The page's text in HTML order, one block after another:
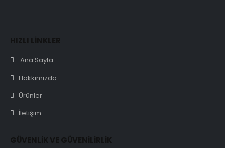
HIZLI LİNKLER
Ana Sayfa
Hakkımızda
Ürünler
İletişim
GÜVENLİK VE GÜVENİLİRLİK